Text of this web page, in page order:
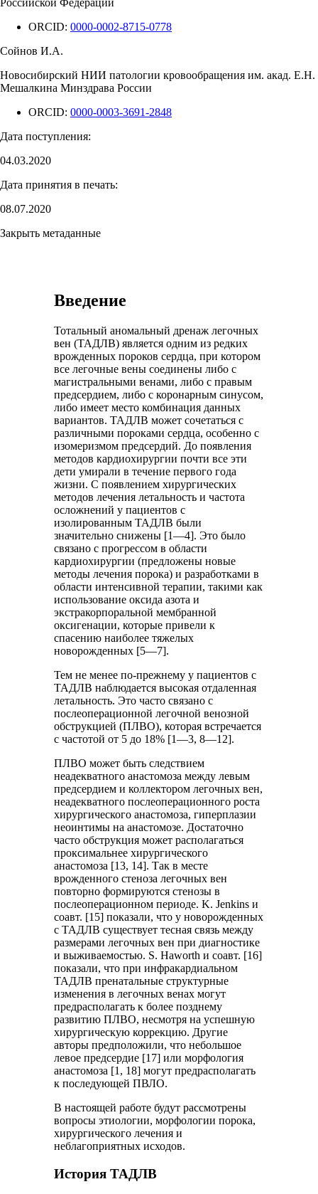
Российской Федерации
ORCID: 0000-0002-8715-0778
Сойнов И.А.
Новосибирский НИИ патологии кровообращения им. акад. Е.Н.
Мешалкина Минздрава России
ORCID: 0000-0003-3691-2848
Дата поступления:
04.03.2020
Дата принятия в печать:
08.07.2020
Закрыть метаданные
Введение
Тотальный аномальный дренаж легочных
вен (ТАДЛВ) является одним из редких
врожденных пороков сердца, при котором
все легочные вены соединены либо с
магистральными венами, либо с правым
предсердием, либо с коронарным синусом,
либо имеет место комбинация данных
вариантов. ТАДЛВ может сочетаться с
различными пороками сердца, особенно с
изомеризмом предсердий. До появления
методов кардиохирургии почти все эти
дети умирали в течение первого года
жизни. С появлением хирургических
методов лечения летальность и частота
осложнений у пациентов с
изолированным ТАДЛВ были
значительно снижены [1—4]. Это было
связано с прогрессом в области
кардиохирургии (предложены новые
методы лечения порока) и разработками в
области интенсивной терапии, такими как
использование оксида азота и
экстракорпоральной мембранной
оксигенации, которые привели к
спасению наиболее тяжелых
новорожденных [5—7].
Тем не менее по-прежнему у пациентов с
ТАДЛВ наблюдается высокая отдаленная
летальность. Это часто связано с
послеоперационной легочной венозной
обструкцией (ПЛВО), которая встречается
с частотой от 5 до 18% [1—3, 8—12].
ПЛВО может быть следствием
неадекватного анастомоза между левым
предсердием и коллектором легочных вен,
неадекватного послеоперационного роста
хирургического анастомоза, гиперплазии
неоинтимы на анастомозе. Достаточно
часто обструкция может располагаться
проксимальнее хирургического
анастомоза [13, 14]. Так в месте
врожденного стеноза легочных вен
повторно формируются стенозы в
послеоперационном периоде. K. Jenkins и
соавт. [15] показали, что у новорожденных
с ТАДЛВ существует тесная связь между
размерами легочных вен при диагностике
и выживаемостью. S. Haworth и соавт. [16]
показали, что при инфракардиальном
ТАДЛВ пренатальные структурные
изменения в легочных венах могут
предрасполагать к более позднему
развитию ПЛВО, несмотря на успешную
хирургическую коррекцию. Другие
авторы предположили, что небольшое
левое предсердие [17] или морфология
анастомоза [1, 18] могут предрасполагать
к последующей ПВЛО.
В настоящей работе будут рассмотрены
вопросы этиологии, морфологии порока,
хирургического лечения и
неблагоприятных исходов.
История ТАДЛВ